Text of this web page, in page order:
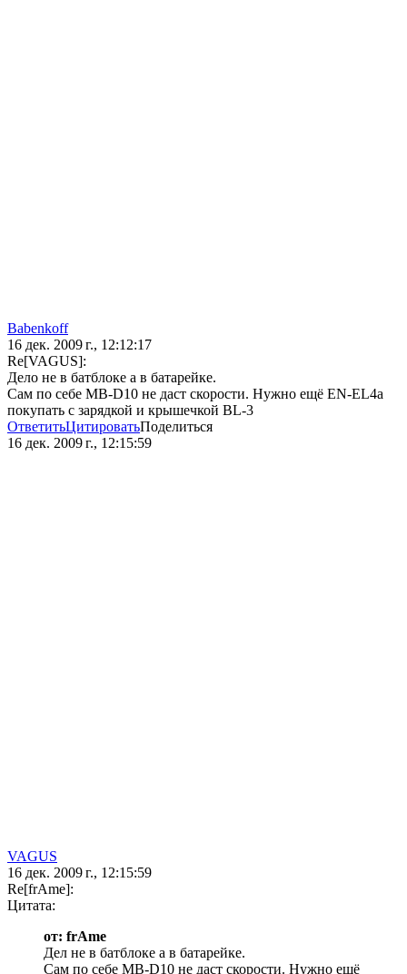
Babenkoff
16 дек. 2009 г., 12:12:17
Re[VAGUS]:
Дело не в батблоке а в батарейке.
Сам по себе MB-D10 не даст скорости. Нужно ещё EN-EL4a
покупать с зарядкой и крышечкой BL-3
ОтветитьЦитироватьПоделиться
16 дек. 2009 г., 12:15:59
VAGUS
16 дек. 2009 г., 12:15:59
Re[frAme]:
Цитата:
от: frAme
Дел не в батблоке а в батарейке.
Сам по себе MB-D10 не даст скорости. Нужно ещё